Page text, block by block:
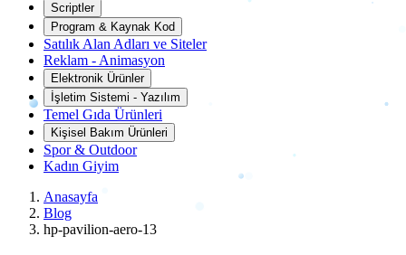
Scriptler
Program & Kaynak Kod
Satılık Alan Adları ve Siteler
Reklam - Animasyon
Elektronik Ürünler
İşletim Sistemi - Yazılım
Temel Gıda Ürünleri
Kişisel Bakım Ürünleri
Spor & Outdoor
Kadın Giyim
Anasayfa
Blog
hp-pavilion-aero-13